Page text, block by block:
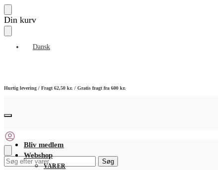
Skip
to
Skip
to
Din kurv
Dansk
Hurtig levering / Fragt 62,50 kr. / Gratis fragt fra 600 kr.
Søg
Søg
Bliv medlem
Webshop
VARER